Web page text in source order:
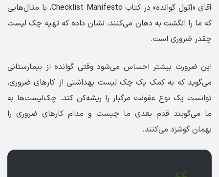
آقای «آتول گوانده» در کتاب Checklist Manifesto، با مثال‌هایی
که ما را انگشت به دهان می‌کنند، نشان داده که تهیه چک لیست
چقدر ضروری است.
این ضرورت بیشتر احساس می‌شود وقتی گوانده از بیمارستانی
می‌گوید که به کمک یک چک لیست بهداشتی از کارهای ضروری،
توانست یک نوع عفونت مرگبار را ریشه‌کن کند. چک‌لیست‌ها به
ما می‌گویند قدم بعدی ما چیست و مدام کارهای ضروری را
بهمان گوشزد می‌کنند.